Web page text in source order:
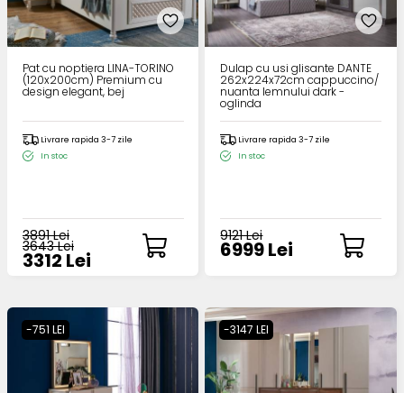
Pat cu noptiera LINA-TORINO
(120x200cm) Premium cu
design elegant, bej
Livrare rapida 3-7 zile
In stoc
3891 Lei
3643 Lei
3312 Lei
Dulap cu usi glisante DANTE
262x224x72cm cappuccino/
nuanta lemnului dark -
oglinda
Livrare rapida 3-7 zile
In stoc
9121 Lei
6999 Lei
-751 LEI -3147 LEI